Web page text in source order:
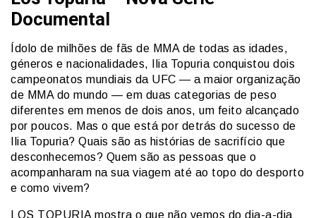
Documental
Ídolo de milhões de fãs de MMA de todas as idades,
géneros e nacionalidades, Ilia Topuria conquistou dois
campeonatos mundiais da UFC — a maior organização
de MMA do mundo — em duas categorias de peso
diferentes em menos de dois anos, um feito alcançado
por poucos. Mas o que está por detrás do sucesso de
Ilia Topuria? Quais são as histórias de sacrifício que
desconhecemos? Quem são as pessoas que o
acompanharam na sua viagem até ao topo do desporto
e como vivem?
LOS TOPURIA mostra o que não vemos do dia-a-dia